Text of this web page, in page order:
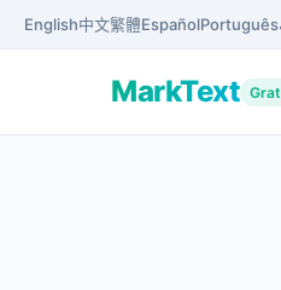
English中文繁體EspañolPortuguês
MarkText